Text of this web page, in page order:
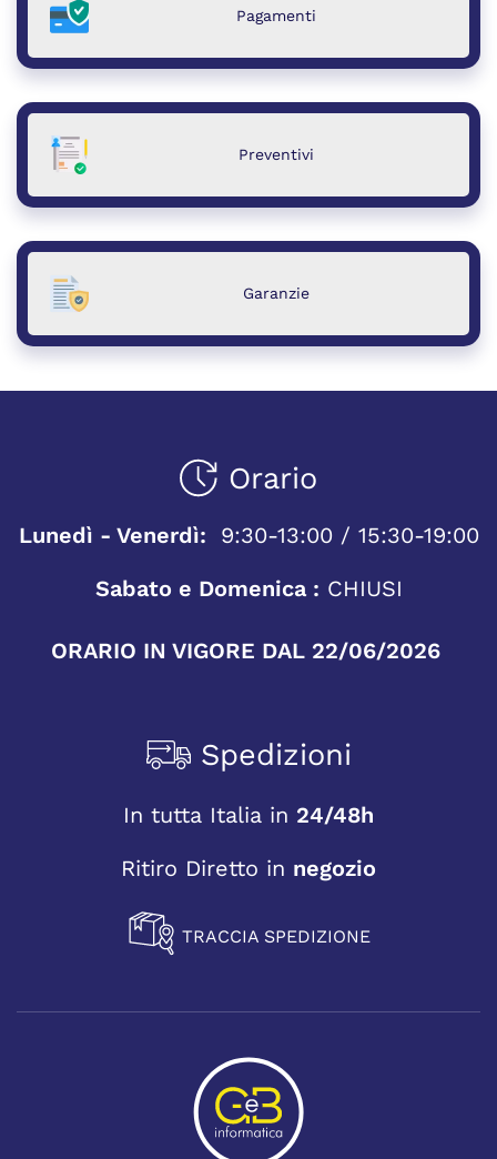
Pagamenti
Preventivi
Garanzie
Orario
Lunedì - Venerdì:
9:30-13:00 / 15:30-19:00
Sabato e Domenica : CHIUSI
ORARIO IN VIGORE DAL 22/06/2026
Spedizioni
In tutta Italia in 24/48h
Ritiro Diretto in negozio
TRACCIA SPEDIZIONE